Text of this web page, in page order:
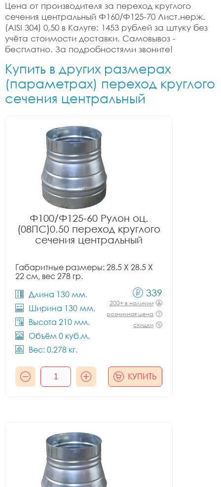
Цена от производителя за переход круглого
сечения центральный Ф160/Ф125-70 Лист.нерж.
(AISI 304) 0,50 в Калуге: 1453 рублей за штуку без
учёта стоимости доставки. Самовывоз -
бесплатно. За подробностями звоните!
Купить в других размерах
(параметрах) переход круглого
сечения центральный
Ф100/Ф125-60 Рулон оц.
(08ПС)0.50 переход круглого
сечения центральный
Габаритные размеры: 28.5 X 28.5 X
22 см, вес 278 гр.
Длина 130 мм.
Ширина 130 мм.
Высота 210 мм.
Объём 0 куб.м.
Вес: 0.278 кг.
339
200+ в наличии
розничная цена
скидки
КУПИТЬ